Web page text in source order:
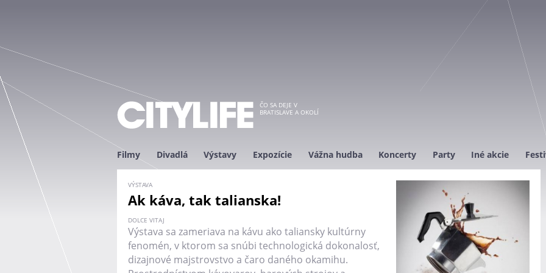
ČO SA DEJE V
BRATISLAVE A OKOLÍ
Filmy Divadlá Výstavy Expozície Vážna hudba Koncerty Party Iné akcie
VÝSTAVA
Ak káva, tak talianska!
DOLCE VITAJ
Výstava sa zameriava na kávu ako taliansky kultúrny
fenomén, v ktorom sa snúbi technologická dokonalosť,
dizajnové majstrovstvo a čaro daného okamihu.